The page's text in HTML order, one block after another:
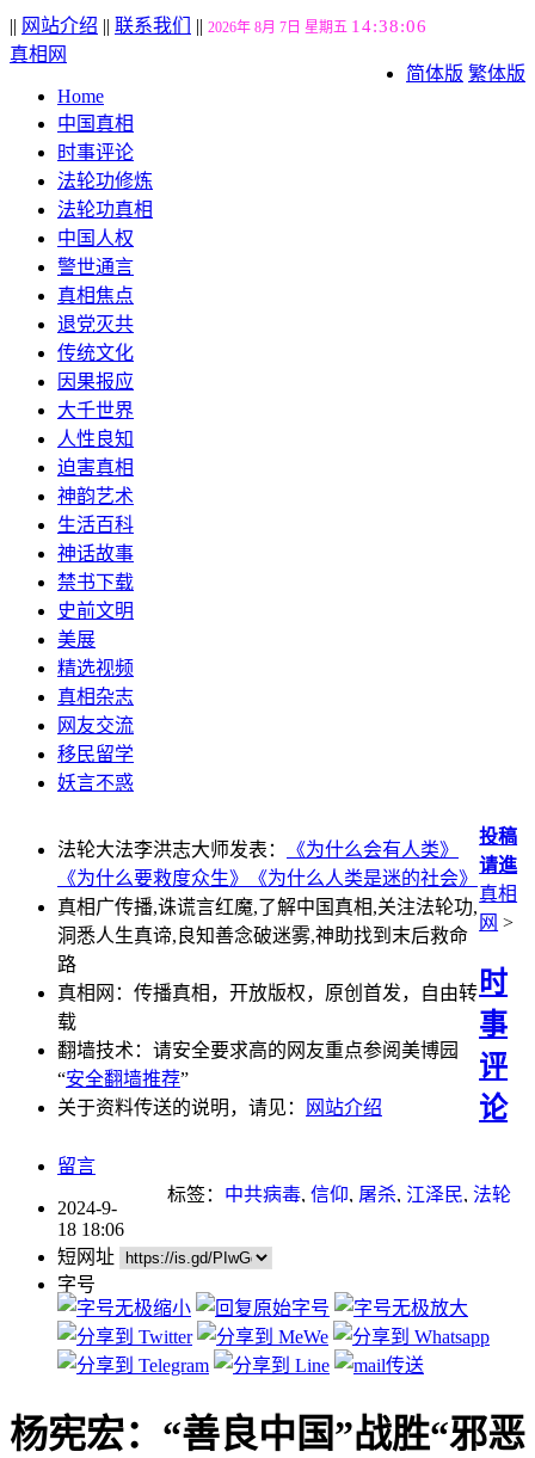
|| 网站介绍 || 联系我们 || 2026年 8月 7日 星期五 14:38:06
简体版 繁体版
真相网
Home
中国真相
时事评论
法轮功修炼
法轮功真相
中国人权
警世通言
真相焦点
退党灭共
传统文化
因果报应
大千世界
人性良知
迫害真相
神韵艺术
生活百科
神话故事
禁书下载
史前文明
美展
精选视频
真相杂志
网友交流
移民留学
妖言不惑
法轮大法李洪志大师发表：
《为什么会有人类》
《为什么要救度众生》
《为什么人类是迷的社会》
真相广传播,诛谎言红魔,了解中国真相,关注法轮功,
洞悉人生真谛,良知善念破迷雾,神助找到末后救命
路
真相网：传播真相，开放版权，原创首发，自由转
载
翻墙技术：请安全要求高的网友重点参阅美博园
“安全翻墙推荐”
关于资料传送的说明，请见：
网站介绍
投稿
请進
真相
网 >
时
事
评
论
留言
标签： 中共病毒, 信仰, 屠杀, 江泽民, 法轮
晟
2024-9-
18 18:06
短网址
字号
杨宪宏：“善良中国”战胜“邪恶